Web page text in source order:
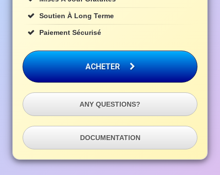
Soutien À Long Terme
Paiement Sécurisé
ACHETER
ANY QUESTIONS?
DOCUMENTATION